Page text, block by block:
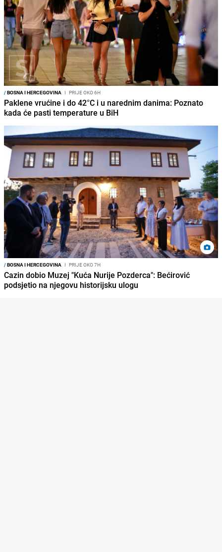
/BOSNA I HERCEGOVINA I PRIJE OKO 6H
Paklene vrućine i do 42°C i u narednim danima: Poznato
kada će pasti temperature u BiH
/BOSNA I HERCEGOVINA I PRIJE OKO 7H
Cazin dobio Muzej "Kuća Nurije Pozderca": Bećirović
podsjetio na njegovu historijsku ulogu